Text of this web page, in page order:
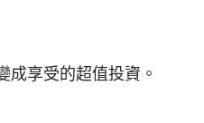
成享受的超值投資。